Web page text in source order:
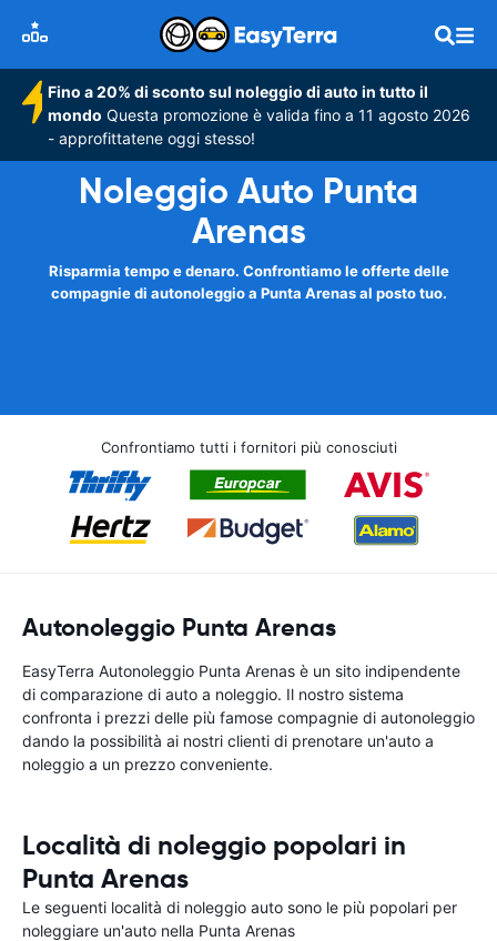
Fino a 20% di sconto sul noleggio di auto in tutto il
mondo Questa promozione è valida fino a 11 agosto 2026
- approfittatene oggi stesso!
Noleggio Auto Punta
Arenas
Risparmia tempo e denaro. Confrontiamo le offerte delle
compagnie di autonoleggio a Punta Arenas al posto tuo.
Confrontiamo tutti i fornitori più conosciuti
Autonoleggio Punta Arenas
EasyTerra Autonoleggio Punta Arenas è un sito indipendente
di comparazione di auto a noleggio. Il nostro sistema
confronta i prezzi delle più famose compagnie di autonoleggio
dando la possibilità ai nostri clienti di prenotare un'auto a
noleggio a un prezzo conveniente.
Località di noleggio popolari in
Punta Arenas
Le seguenti località di noleggio auto sono le più popolari per
noleggiare un'auto nella Punta Arenas